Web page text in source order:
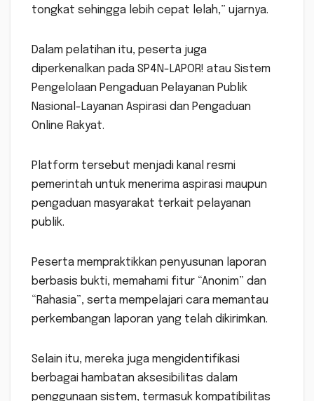
tongkat sehingga lebih cepat lelah,” ujarnya.
Dalam pelatihan itu, peserta juga
diperkenalkan pada SP4N-LAPOR! atau Sistem
Pengelolaan Pengaduan Pelayanan Publik
Nasional-Layanan Aspirasi dan Pengaduan
Online Rakyat.
Platform tersebut menjadi kanal resmi
pemerintah untuk menerima aspirasi maupun
pengaduan masyarakat terkait pelayanan
publik.
Peserta mempraktikkan penyusunan laporan
berbasis bukti, memahami fitur “Anonim” dan
“Rahasia”, serta mempelajari cara memantau
perkembangan laporan yang telah dikirimkan.
Selain itu, mereka juga mengidentifikasi
berbagai hambatan aksesibilitas dalam
penggunaan sistem, termasuk kompatibilitas